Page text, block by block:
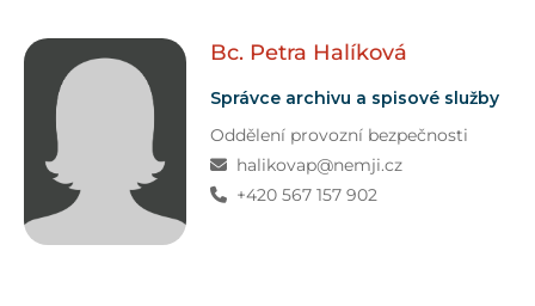
Bc. Petra Halíková
Správce archivu a spisové služby
Oddělení provozní bezpečnosti
halikovap@nemji.cz
+420 567 157 902